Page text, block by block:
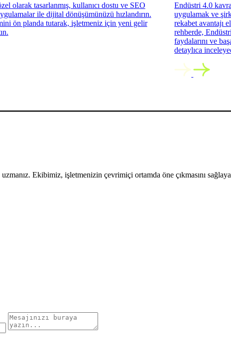
olarak tasarlanmış, kullanıcı dostu ve SEO
ile dijital dönüşümünüzü hızlandırın.
ön planda tutarak, işletmeniz için yeni gelir
Endüstri 4.0
uygulamak ve
rekabet avantajı
rehberde,
faydalarını ve
detaylıca
Ekibimiz, işletmenizin çevrimiçi ortamda öne çıkmasını